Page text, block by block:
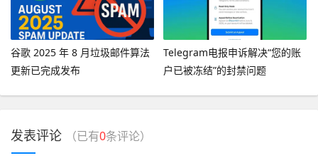
谷歌 2025 年 8 月垃圾邮件算法
更新已完成发布
Telegram电报申诉解决“您的账
户已被冻结”的封禁问题
发表评论 （已有0条评论）